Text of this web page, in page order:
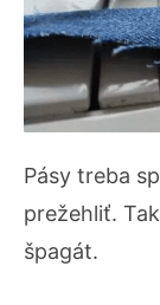
Pásy treba
prežehliť.
špagát.